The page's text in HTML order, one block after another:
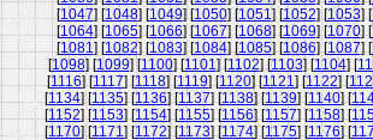
[1047] [1048] [1049] [1050] [1051] [1052] [1053] [
[1064] [1065] [1066] [1067] [1068] [1069] [1070] [
[1081] [1082] [1083] [1084] [1085] [1086] [1087] [
[1098] [1099] [1100] [1101] [1102] [1103] [1104] [
[1116] [1117] [1118] [1119] [1120] [1121] [1122] [
[1134] [1135] [1136] [1137] [1138] [1139] [1140] [
[1152] [1153] [1154] [1155] [1156] [1157] [1158] [
[1170] [1171] [1172] [1173] [1174] [1175] [1176] [